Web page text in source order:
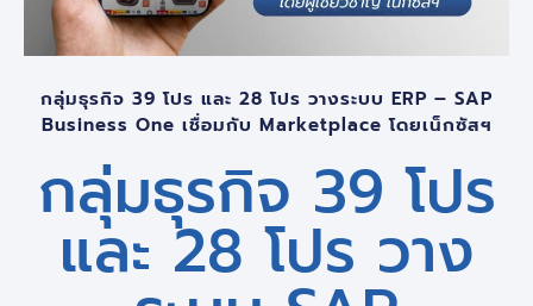
กลุ่มธุรกิจ 39 โปร และ 28 โปร วางระบบ ERP – SAP
Business One เชื่อมกับ Marketplace โดยเน็กซัสฯ
กลุ่มธุรกิจ 39 โปร
และ 28 โปร วาง